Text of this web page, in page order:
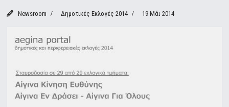
Newsroom Δημοτικές Εκλογές 2014 19 Μάι 2014